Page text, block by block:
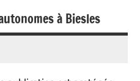
à Biesles